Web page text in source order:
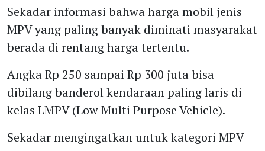
Sekadar informasi bahwa harga mobil jenis
MPV yang paling banyak diminati masyarakat
berada di rentang harga tertentu.
Angka Rp 250 sampai Rp 300 juta bisa
dibilang banderol kendaraan paling laris di
kelas LMPV (Low Multi Purpose Vehicle).
Sekadar mengingatkan untuk kategori MPV